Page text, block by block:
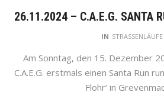
26.11.2024 – C.A.E.G. SANTA
IN STRASSENLÄUFE
Am Sonntag, den 15. Dezember
C.A.E.G. erstmals einen Santa Run
Flohr‘ in